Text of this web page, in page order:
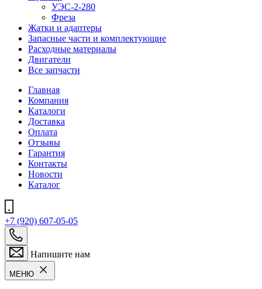
УЭС-2-280
Фреза
Жатки и адаптеры
Запасные части и комплектующие
Расходные материалы
Двигатели
Все запчасти
Главная
Компания
Каталоги
Доставка
Оплата
Отзывы
Гарантия
Контакты
Новости
Каталог
+7 (920) 607-05-05
Напишите нам
МЕНЮ